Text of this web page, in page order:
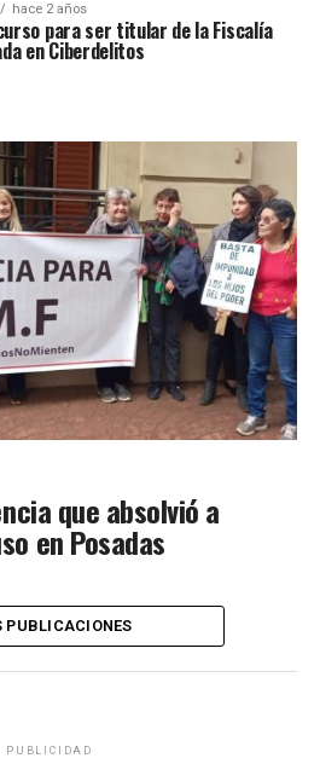
hace 2 años
para ser titular de la Fiscalía
en Ciberdelitos
que absolvió a
en Posadas
PUBLICACIONES
PUBLICIDAD